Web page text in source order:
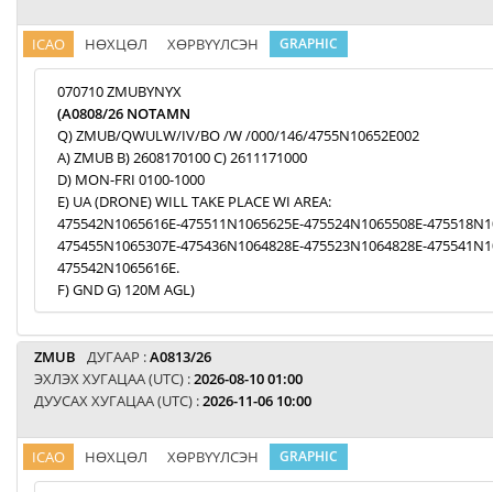
ICAO НӨХЦӨЛ ХӨРВҮҮЛСЭН GRAPHIC
070710 ZMUBYNYX
(A0808/26 NOTAMN
Q) ZMUB/QWULW/IV/BO /W /000/146/4755N10652E002
A) ZMUB B) 2608170100 C) 2611171000
D) MON-FRI 0100-1000
E) UA (DRONE) WILL TAKE PLACE WI AREA:
475542N1065616E-475511N1065625E-475524N1065508E-
475455N1065307E-475436N1064828E-475523N1064828E-
475542N1065616E.
F) GND G) 120M AGL)
ZMUB ДУГААР :A0813/26
ЭХЛЭХ ХУГАЦАА (UTC) :2026-08-10 01:00
ДУУСАХ ХУГАЦАА (UTC) :2026-11-06 10:00
ICAO НӨХЦӨЛ ХӨРВҮҮЛСЭН GRAPHIC